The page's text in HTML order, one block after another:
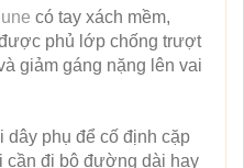
có tay xách mềm,
phủ lớp chống trượt
giảm gáng nặng lên vai
phụ để cố định cặp
cần đi bộ đường dài hay